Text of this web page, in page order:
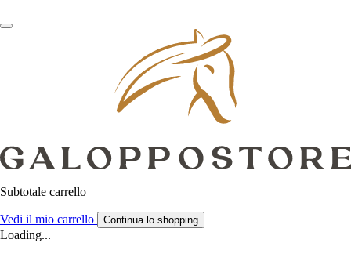
Subtotale carrello
Vedi il mio carrello Continua lo shopping
Loading...